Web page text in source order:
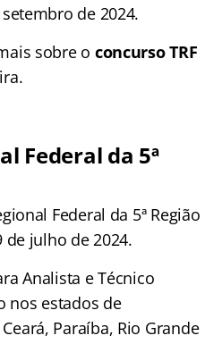
de 2024.
sobre o concursoTRF
Federal da 5ª
Federal da 5ª Região
julho de 2024.
Analista e Técnico
nos estados de
Paraíba, Rio Grande